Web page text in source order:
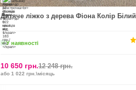
Дитяче ліжко з дерева Фіона Колір Білий
У наявності
12 248 грн.
10 650 грн.
або 1 022 грн.\місяць